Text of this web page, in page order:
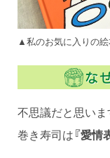
▲私のお気に入りの
不思議だと思い
巻き寿司は『愛情